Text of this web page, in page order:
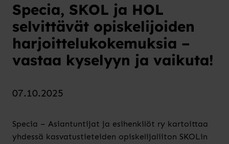
Specia, SKOL ja HOL
selvittävät opiskelijoiden
harjoittelukokemuksia –
vastaa kyselyyn ja vaikuta!
07.10.2025
Specia – Asiantuntijat ja esihenkilöt ry kartoittaa
yhdessä kasvatustieteiden opiskelijaliiton SKOLin